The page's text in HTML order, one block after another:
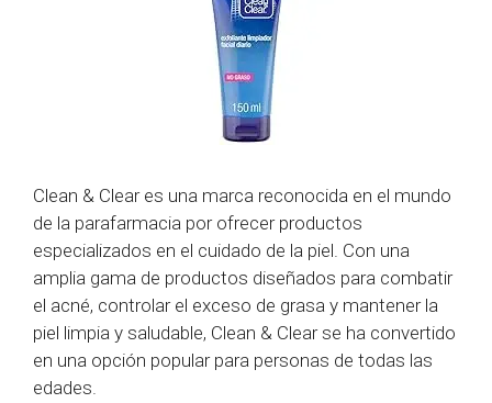
Clean & Clear es una marca reconocida en el mundo
de la parafarmacia por ofrecer productos
especializados en el cuidado de la piel. Con una
amplia gama de productos diseñados para combatir
el acné, controlar el exceso de grasa y mantener la
piel limpia y saludable, Clean & Clear se ha convertido
en una opción popular para personas de todas las
edades.